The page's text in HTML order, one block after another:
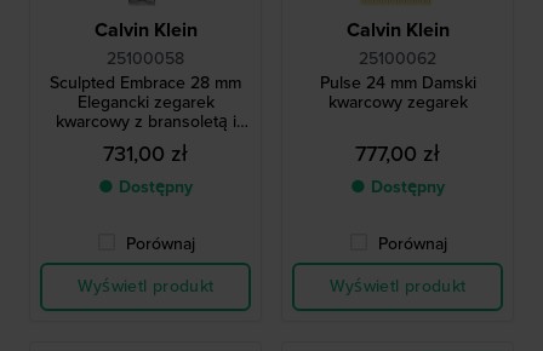
Calvin Klein
25100058
Sculpted Embrace 28 mm
Elegancki zegarek
kwarcowy z bransoletą i
indeksami z kryształków
731,00 zł
● Dostępny
Porównaj
Wyświetl produkt
Calvin Klein
25100062
Pulse 24 mm Damski
kwarcowy zegarek
777,00 zł
● Dostępny
Porównaj
Wyświetl produkt